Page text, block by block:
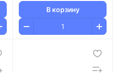
В корзину